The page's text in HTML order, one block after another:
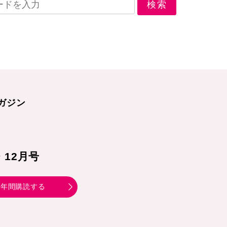
ジン
12月号
年間購読する